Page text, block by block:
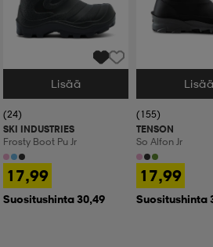
Valitse Koko
Lisää
(24)
SKI INDUSTRIES
Frosty Boot Pu Jr
17,99
Suositushinta 30,49
Valitse Koko
(155)
TENSON
So Alfon Jr
17,99
Suositushinta